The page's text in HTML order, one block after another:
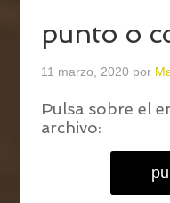
punto o
11 marzo, 2020 por
Pulsa sobre el
archivo: